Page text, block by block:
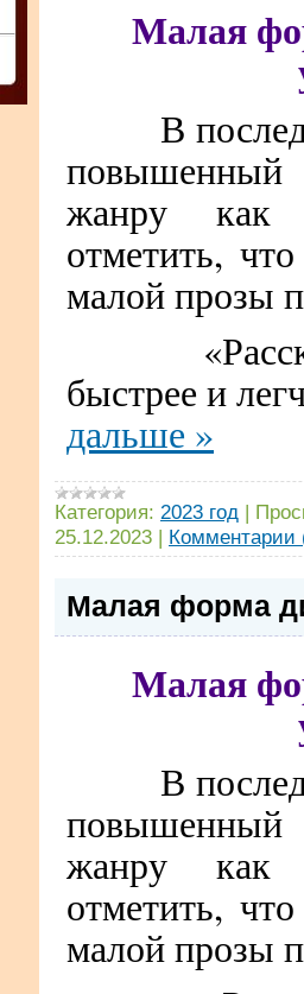
Малая
В
жанру как
отметить,
малой прозы
быстрее и
дальше »
Категория: 2023 год |
25.12.2023 | Комментарии
Малая форма
Малая
В
жанру как
отметить,
малой прозы